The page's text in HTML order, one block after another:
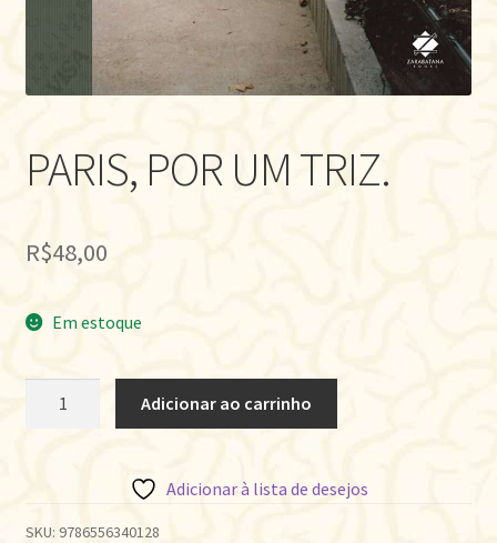
PARIS, POR UM TRIZ.
R$48,00
Em estoque
Adicionar ao carrinho
Adicionar à lista de desejos
SKU: 9786556340128